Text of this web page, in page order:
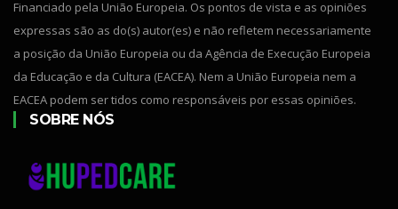
Financiado pela União Europeia. Os pontos de vista e as opiniões
expressas são as do(s) autor(es) e não refletem necessariamente
a posição da União Europeia ou da Agência de Execução Europeia
da Educação e da Cultura (EACEA). Nem a União Europeia nem a
EACEA podem ser tidos como responsáveis por essas opiniões.
SOBRE NÓS